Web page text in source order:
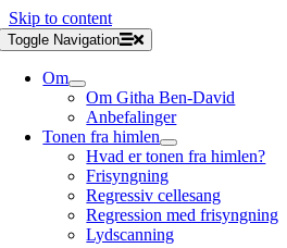
Skip to content
Toggle Navigation
Om
Om Githa Ben-David
Anbefalinger
Tonen fra himlen
Hvad er tonen fra himlen?
Frisyngning
Regressiv cellesang
Regression med frisyngning
Lydscanning